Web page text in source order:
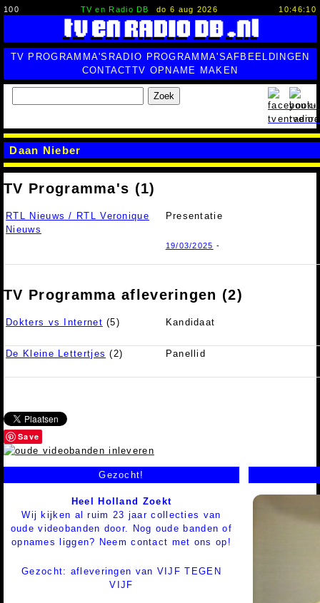
100 TV en Radio DB do 6 aug 2026 10:46:11
TV PROGRAMMA'S RADIO PROGRAMMA'SAFBEELDINGEN
CONTACTTV OPNAME MAKEN
Zoek
Daan Nieber
TV Programma's (1)
RTL Nieuws / RTL Veronique
Nieuws
Presentatie
19/03/2025 -
TV Programma afleveringen (2)
Dokters vs Internet (5) Kandidaat
De Kleine Lettertjes (2) Panellid
Save
Gezocht!
Heel Holland Zoekt
Wij kijken al ruim 23 jaar collecties van
oude videobanden door. Nog oude banden of
opnames liggen? Neem contact met ons op!
Gezocht: afleveringen van VIJF TEGEN
VIJF